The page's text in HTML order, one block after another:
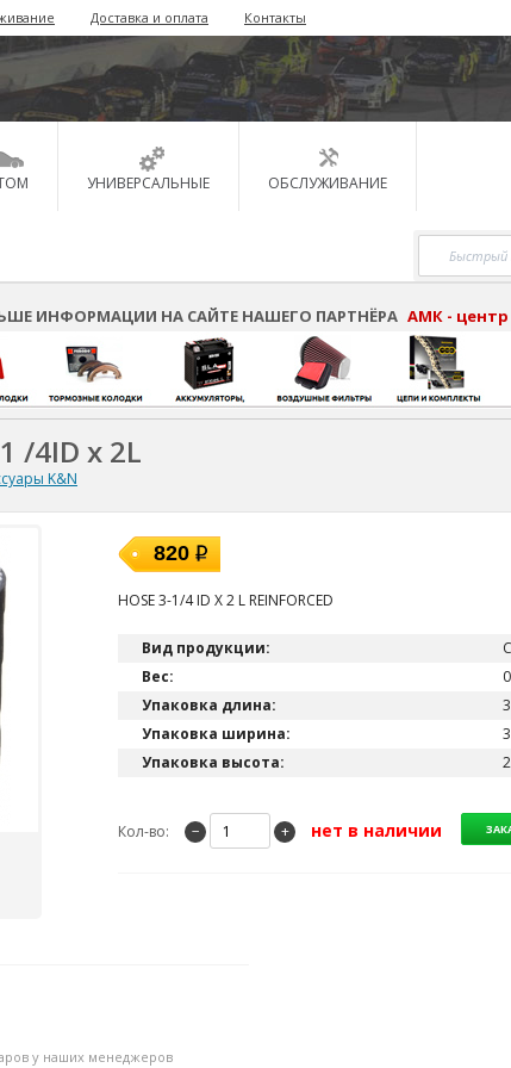
Доставка и оплата Контакты
УНИВЕРСАЛЬНЫЕ ОБСЛУЖИВАНИЕ
ИНФОРМАЦИИ НА САЙТЕ НАШЕГО ПАРТНЁРА АМК - центр
/4ID x 2L
K&N
820
HOSE 3-1/4 ID X 2 L REINFORCED
Вид продукции:
Вес:
Упаковка длина:
Упаковка ширина:
Упаковка высота:
Кол-во: − + нет в наличии
у наших менеджеров